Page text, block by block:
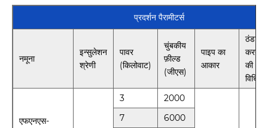
प्रदर्शन पैरामीटर्स
नमूना
इन्सुलेशन
श्रेणी
पावर
(किलोवाट)
चुंबकीय
फ़ील्ड
(जीएस)
पाइप का
आकार
ठंडा
करने
की
विधि
एफएनएस-
3 2000
7
6000